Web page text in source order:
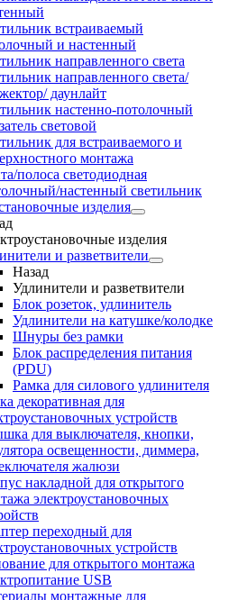
встраиваемый
и настенный
направленного света
направленного света/
даунлайт
настенно-потолочный
световой
для встраиваемого и
монтажа
полоса светодиодная
настенный светильник
изделия
изделия
и разветвители
Назад
Удлинители и разветвители
Блок розеток, удлинитель
Удлинители на катушке/колодке
Шнуры без рамки
Блок распределения питания
(PDU)
Рамка для силового удлинителя
декоративная для
устройств
для выключателя, кнопки,
освещенности, диммера,
жалюзи
накладной для открытого
электроустановочных
переходный для
устройств
для открытого монтажа
USB
монтажные для